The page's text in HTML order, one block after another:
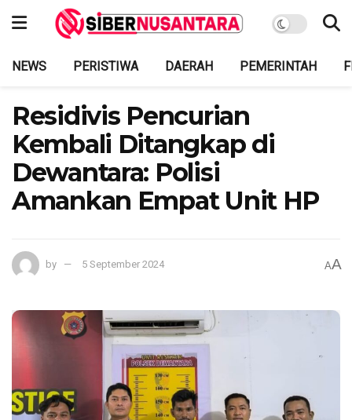
NEWS PERISTIWA DAERAH PEMERINTAH
Residivis Pencurian
Kembali Ditangkap di
Dewantara: Polisi
Amankan Empat Unit HP
by 5 September 2024 AA